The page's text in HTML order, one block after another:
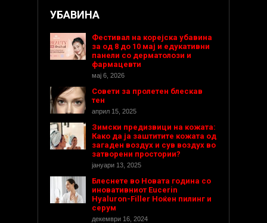
УБАВИНА
Фестивал на корејска убавина
за од 8 до 10 мај и едукативни
панели со дерматолози и
фармацевти
мај 6, 2026
Совети за пролетен блескав
тен
април 15, 2025
Зимски предизвици на кожата:
Како да ја заштитите кожата од
загаден воздух и сув воздух во
затворени простории?
јануари 13, 2025
Блеснете во Новата година со
иновативниот Eucerin
Hyaluron-Filler Ноќен пилинг и
серум
декември 16, 2024